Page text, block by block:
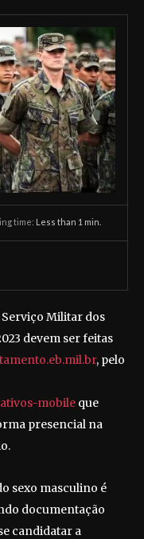
time: Less than 1 min.
Militar dos
devem ser feitas
, pelo
mobile que
presencial na
sexo masculino é
documentação
candidatar a